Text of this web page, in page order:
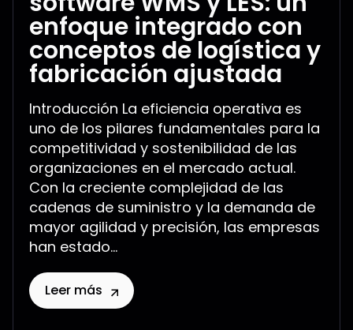
enfoque integrado con
conceptos de logística y
fabricación ajustada
Introducción La eficiencia operativa es
uno de los pilares fundamentales para la
competitividad y sostenibilidad de las
organizaciones en el mercado actual.
Con la creciente complejidad de las
cadenas de suministro y la demanda de
mayor agilidad y precisión, las empresas
han estado...
Leer más